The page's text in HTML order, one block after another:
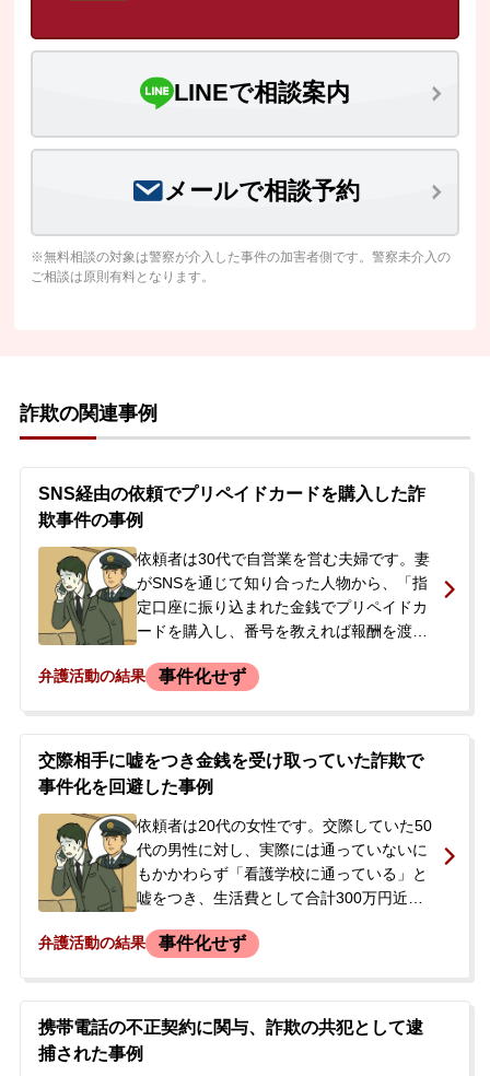
LINEで相談案内
メールで相談予約
※無料相談の対象は警察が介入した事件の加害者側です。警察未介入の
ご相談は原則有料となります。
詐欺の関連事例
SNS経由の依頼でプリペイドカードを購入した詐
欺事件の事例
依頼者は30代で自営業を営む夫婦です。妻
がSNSを通じて知り合った人物から、「指
定口座に振り込まれた金銭でプリペイドカ
ードを購入し、番号を教えれば報酬を渡
関与し、2回にわたり報酬を受け取っていま
ることが発覚し、警察から事情聴取を受け
ました。依頼者らは自分たちの行為が詐欺
にあたるとは全く認識しておらず、持病の
ある子どもがいることからも、穏便な解決
を強く望み、当事務所に相談されました。
弁護活動の結果 事件化せず
交際相手に嘘をつき金銭を受け取っていた詐欺で
事件化を回避した事例
依頼者は20代の女性です。交際していた50
代の男性に対し、実際には通っていないに
もかかわらず「看護学校に通っている」と
嘘をつき、生活費として合計300万円近く
頼者から別れを切り出したことをきっかけ
さらに、男性の勤務する法律事務所へ来る
よう呼び出され、「来なければ被害届を出
す」と告げられたため、パニック状態に陥
弁護活動の結果 事件化せず
携帯電話の不正契約に関与、詐欺の共犯として逮
捕された事例